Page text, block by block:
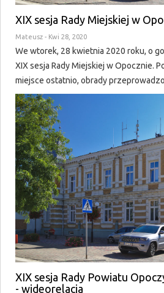
XIX sesja Rady Miejskiej w
Mateusz - Kwi 28, 2020
We wtorek, 28 kwietnia 2020 roku, o
XIX sesja Rady Miejskiej w Opocznie.
miejsce ostatnio, obrady
XIX sesja Rady Powiatu
- wideorelacja